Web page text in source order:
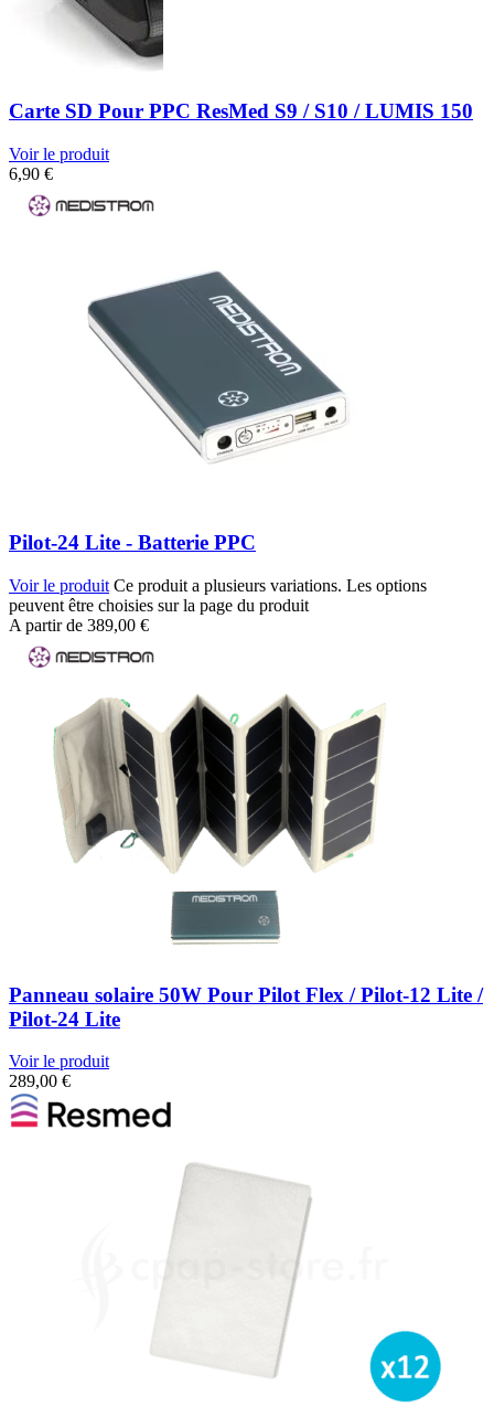
Carte SD Pour PPC ResMed S9 / S10 / LUMIS 150
Voir le produit
6,90 €
Pilot-24 Lite - Batterie PPC
Voir le produit Ce produit a plusieurs variations. Les options
peuvent être choisies sur la page du produit
A partir de 389,00 €
Panneau solaire 50W Pour Pilot Flex / Pilot-12 Lite /
Pilot-24 Lite
Voir le produit
289,00 €